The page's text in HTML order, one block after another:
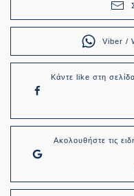
Viber /
Κάντε like στη
Ακολουθήστε τις